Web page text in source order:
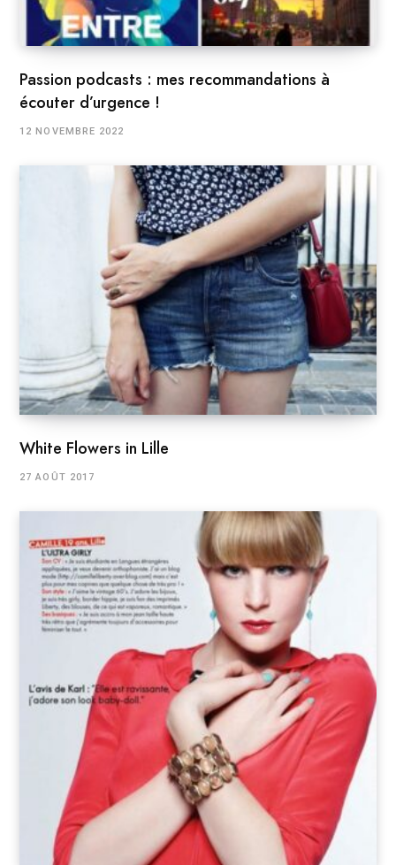
Passion podcasts : mes recommandations à
écouter d’urgence !
12 NOVEMBRE 2022
White Flowers in Lille
27 AOÛT 2017